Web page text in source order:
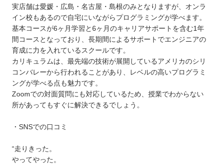
実店舗は愛媛・広島・名古屋・島根のみとなりますが、オンラ
イン校もあるので自宅にいながらプログラミングが学べます。
基本コースが6ヶ月学習と6ヶ月のキャリアサポートを含む1年
間コースとなっており、長期間によるサポートでエンジニアの
育成に力を入れているスクールです。
カリキュラムは、最先端の技術が展開しているアメリカのシリ
コンバレーから行われることがあり、レベルの高いプログラミ
ングが学べる点も魅力です。
Zoomでの対面質問にも対応しているため、授業でわからない
所があってもすぐに解決できるでしょう。
・SNSでの口コミ
“走りきった。
やってやった。